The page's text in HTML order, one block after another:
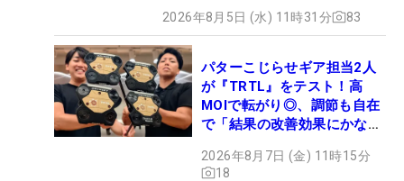
2026年8月5日 (水) 11時31分 83
パターこじらせギア担当2人
が『TRTL』をテスト！高
MOIで転がり◎、調節も自在
で「結果の改善効果にかなり
2026年8月7日 (金) 11時15分
18